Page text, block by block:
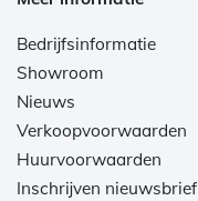
Bedrijfsinformatie
Showroom
Nieuws
Verkoopvoorwaarden
Huurvoorwaarden
Inschrijven nieuwsbrief